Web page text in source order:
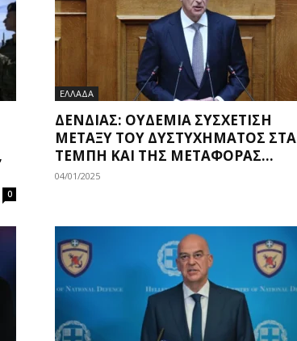
0
ΕΛΛΑΔΑ
ΔΈΝΔΙΑΣ: OΥΔΕΜΊΑ ΣΥΣΧΈΤΙΣΗ
ΜΕΤΑΞΎ ΤΟΥ ΔΥΣΤΥΧΉΜΑΤΟΣ ΣΤΑ
ΤΈΜΠΗ ΚΑΙ ΤΗΣ ΜΕΤΑΦΟΡΆΣ...
04/01/2025